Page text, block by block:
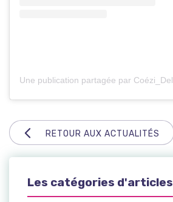
RETOUR AUX ACTUALITÉS
Les catégories d'articles